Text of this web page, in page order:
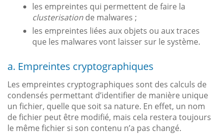
les empreintes qui permettent de faire la
clusterisation de malwares ;
les empreintes liées aux objets ou aux traces
que les malwares vont laisser sur le système.
a. Empreintes cryptographiques
Les empreintes cryptographiques sont des calculs de
condensés permettant d’identifier de manière unique
un fichier, quelle que soit sa nature. En effet, un nom
de fichier peut être modifié, mais cela restera toujours
le même fichier si son contenu n’a pas changé.